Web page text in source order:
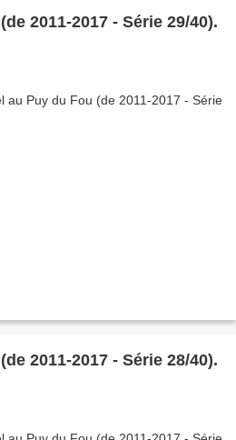
2011-2017 - Série 29/40).
2011-2017 - Série 28/40).